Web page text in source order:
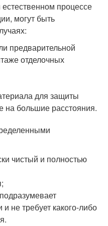
процессе
могут быть
предварительной
отделочных
для защиты
на большие расстояния.
чистый и полностью
не требует какого-либо